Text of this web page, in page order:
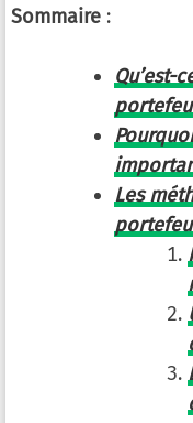
Sommaire :
Qu’est-
Les